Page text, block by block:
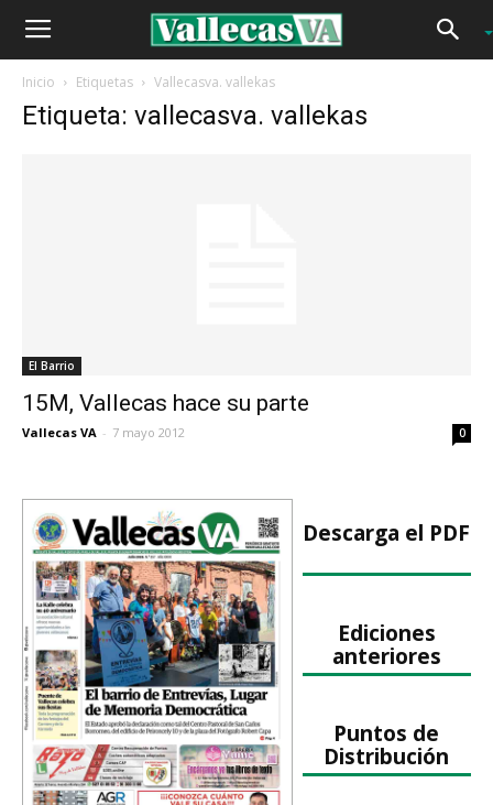
Inicio Etiquetas Vallecasva. vallekas
Etiqueta: vallecasva. vallekas
El Barrio
15M, Vallecas hace su parte
Vallecas VA - 7 mayo 2012 0
Descarga el PDF
Ediciones
anteriores
Puntos de
Distribución